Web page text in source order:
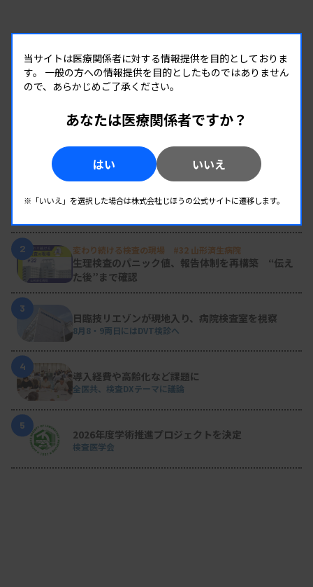
担当者）らが必要に応じて現場で使う周知文書を作
成した。今後は、技師会主催の会合等での運営協力
に関する業界指針も改訂する。KL原則に照らし、
にする考えだ。
RANKING
人気の記事
新人臨床検査技師の歩き方 ［第16回］
2 変わり続ける検査の現場 #32 山形済生病院
生理検査のパニック値、報告体制を再構築 “伝え
た後”まで確認
3
日臨技リエゾンが現地入り、病院検査室を視察
8月8・9両日にはDVT検診へ
4
導入経費や高齢化など課題に
全医共、検査DXテーマに議論
5
2026年度学術推進プロジェクトを決定
検査医学会
当サイトは医療関係者に対する情報提供を目的としておりま
す。 一般の方への情報提供を目的としたものではありません
ので、あらかじめご了承ください。
あなたは医療関係者ですか？
はい いいえ
※「いいえ」を選択した場合は株式会社じほうの公式サイトに遷移します。